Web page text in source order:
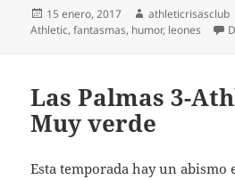
Publicado
el
15 enero, 2017 Autor
athleticrisasclub
Athletic,fantasmas, humor, leones
Las Palmas 3-
Muy verde
Esta temporada hay un